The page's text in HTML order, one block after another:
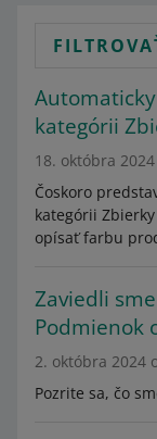
kategórii
18. októbra
Čoskoro
kategórii
opísať farbu
Zaviedli
Podmienok
2. októbra 2024
Pozrite sa, čo